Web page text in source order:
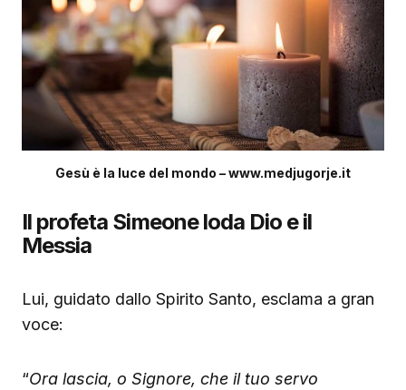
Gesù è la luce del mondo – www.medjugorje.it
Il profeta Simeone loda Dio e il
Messia
Lui, guidato dallo Spirito Santo, esclama a gran
voce:
“Ora lascia, o Signore, che il tuo servo